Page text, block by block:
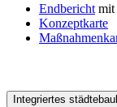
Endbericht mit
Konzeptkarte
Integriertes